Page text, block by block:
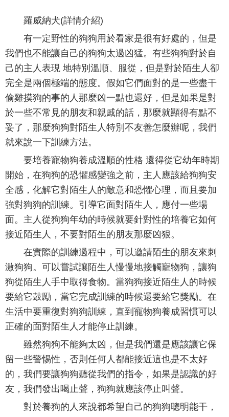
羅威納犬(詳情介紹)
有一定野性的狗狗用於看家是很有好處的，但是
我們也不能讓自己的狗狗太過凶猛。有些狗狗對於自
己的主人表現 地特別溫順、服從，但是對於陌生人卻
完全是兩個極端的態度。假如它們面對的是一些盡干
偷雞摸狗的事的人那麼凶一點也還好，但是如果是對
於一些不常見的朋友和親戚的話，那麼就顯得有點不
妥了，那麼狗狗對陌生人特別不友善怎麼辦呢，我們
就來說一下訓練方法。
要培養寵物狗養成溫順的性格 還得從它幼年時期
開始，在狗狗的恐懼感變強之前，主人應該給狗狗安
全感，化解它對陌生人的敵意和恐懼心理，而且要加
強對狗狗的訓練。引導它面對陌生人，應付一些場
面。主人從狗狗年幼的時候就要針對性的培養它如何
接近陌生人，不要對陌生的朋友那麼凶狠。
在實際的訓練過程中，可以邀請陌生的朋友來刺
激狗狗。可以嘗試讓陌生人慢慢地接觸寵物狗，讓狗
狗從陌生人手中取得食物。當狗狗接近陌生人的時候
要給它鼓勵，當它完成訓練的時候還要給它獎勵。在
生活中要重復對狗狗訓練，直到寵物狗養成習慣可以
正確的面對陌生人才能停止訓練。
雖然狗狗不能夠太凶，但是我們還是應該讓它保
留一些警惕性，否則任何人都能接近這也是不太好
的，我們要讓狗狗聽從我們的指令，如果是認識的好
友，我們發出喝止聲，狗狗就應該停止叫聲。
對於養狗的人來說都希望自己的狗狗聰明能干，